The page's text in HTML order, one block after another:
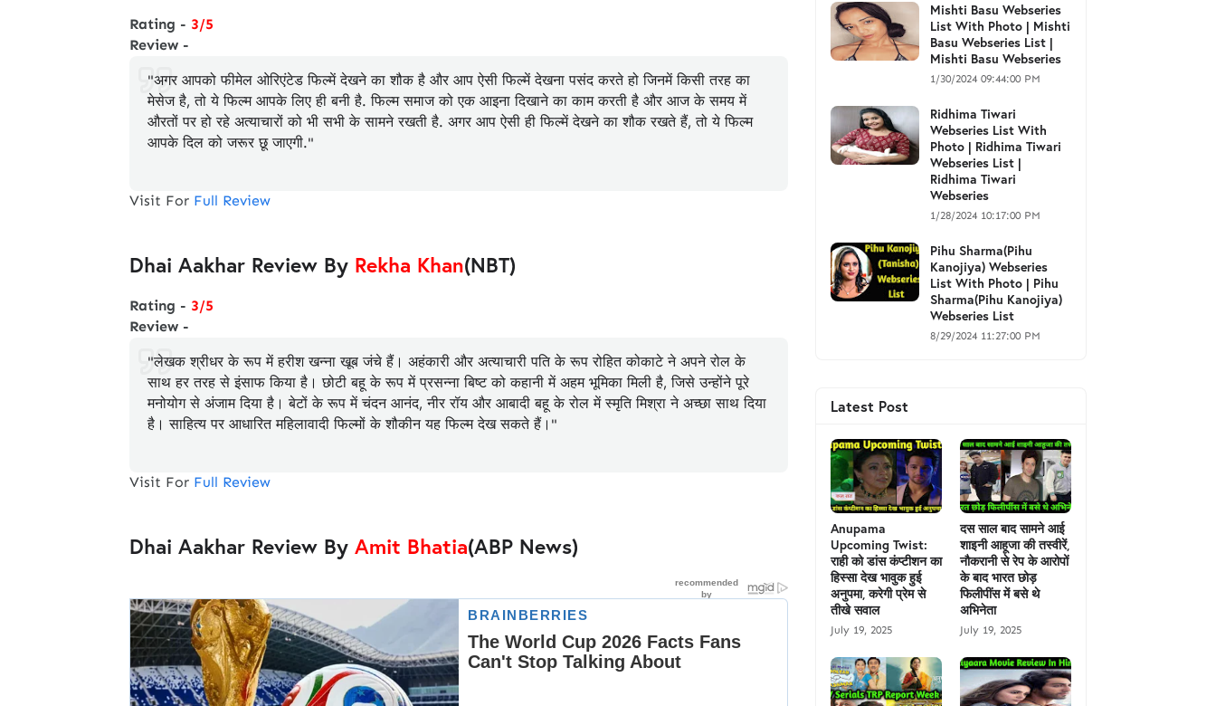
Rating - 3/5
Review -
"अगर आपको फीमेल ओरिएंटेड फिल्में देखने का शौक है और आप ऐसी फिल्में देखना पसंद करते हो जिनमें किसी तरह का
मेसेज है, तो ये फिल्म आपके लिए ही बनी है. फिल्म समाज को एक आइना दिखाने का काम करती है और आज के समय में
औरतों पर हो रहे अत्याचारों को भी सभी के सामने रखती है. अगर आप ऐसी ही फिल्में देखने का शौक रखते हैं, तो ये फिल्म
आपके दिल को जरूर छू जाएगी."
Visit For Full Review
Dhai Aakhar Review By Rekha Khan(NBT)
Rating - 3/5
Review -
"लेखक श्रीधर के रूप में हरीश खन्ना खूब जंचे हैं। अहंकारी और अत्याचारी पति के रूप रोहित कोकाटे ने अपने रोल के
साथ हर तरह से इंसाफ किया है। छोटी बहू के रूप में प्रसन्ना बिष्ट को कहानी में अहम भूमिका मिली है, जिसे उन्होंने पूरे
मनोयोग से अंजाम दिया है। बेटों के रूप में चंदन आनंद, नीर रॉय और आबादी बहू के रोल में स्मृति मिश्रा ने अच्छा साथ दिया
है। साहित्य पर आधारित महिलावादी फिल्मों के शौकीन यह फिल्म देख सकते हैं।"
Visit For Full Review
Dhai Aakhar Review By Amit Bhatia(ABP News)
Mishti Basu Webseries
List With Photo | Mishti
Basu Webseries List |
Mishti Basu Webseries
1/30/2024 09:44:00 PM
Ridhima Tiwari
Webseries List With
Photo | Ridhima Tiwari
Webseries List |
Ridhima Tiwari
Webseries
1/28/2024 10:17:00 PM
Pihu Sharma(Pihu
Kanojiya) Webseries
List With Photo | Pihu
Sharma(Pihu Kanojiya)
Webseries List
8/29/2024 11:27:00 PM
Latest Post
Anupama
Upcoming Twist:
राही को डांस कंप्टीशन का
हिस्सा देख भावुक हुई
अनुपमा, करेगी प्रेम से
तीखे सवाल
July 19, 2025
दस साल बाद सामने आई
शाइनी आहूजा की तस्वीरें,
नौकरानी से रेप के आरोपों
के बाद भारत छोड़
फिलीपींस में बसे थे
अभिनेता
July 19, 2025